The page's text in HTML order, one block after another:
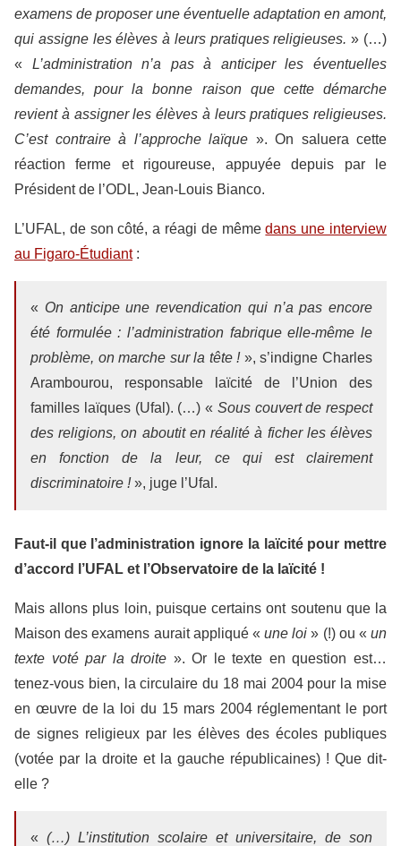
examens de proposer une éventuelle adaptation en amont,
qui assigne les élèves à leurs pratiques religieuses.» (…)
« L’administration n’a pas à anticiper les éventuelles
demandes, pour la bonne raison que cette démarche
revient à assigner les élèves à leurs pratiques religieuses.
C’est contraire à l’approche laïque ». On saluera cette
réaction ferme et rigoureuse, appuyée depuis par le
Président de l’ODL, Jean-Louis Bianco.
L’UFAL, de son côté, a réagi de mêmedans une interview
au Figaro-Étudiant:
« On anticipe une revendication qui n’a pas encore
été formulée : l’administration fabrique elle-même le
problème, on marche sur la tête ! », s’indigne Charles
Arambourou, responsable laïcité de l’Union des
familles laïques (Ufal). (…) « Sous couvert de respect
des religions, on aboutit en réalité à ficher les élèves
en fonction de la leur, ce qui est clairement
discriminatoire !», juge l’Ufal.
Faut-il que l’administration ignore la laïcité pour mettre
d’accord l’UFAL et l’Observatoire de la laïcité !
Mais allons plus loin, puisque certains ont soutenu que la
Maison des examens aurait appliqué « une loi» (!) ou « un
texte voté par la droite ». Or le texte en question est…
tenez-vous bien, la circulaire du 18 mai 2004 pour la mise
en œuvre de la loi du 15 mars 2004 réglementant le port
de signes religieux par les élèves des écoles publiques
(votée par la droite et la gauche républicaines) ! Que dit-
elle ?
« (…) L’institution scolaire et universitaire, de son